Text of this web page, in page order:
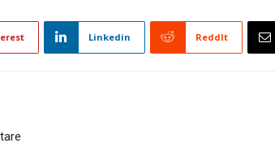
Linkedin ReddIt